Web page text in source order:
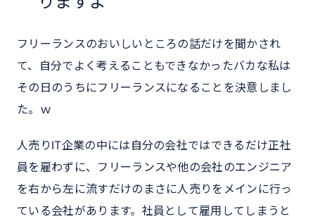
フリーランスのおいしいところの話だけを聞かされ
て、自分でよく考えることもできなかったバカな私は
その日のうちにフリーランスになることを決意しまし
た。ｗ
人売りIT企業の中には自分の会社ではできるだけ正社
員を雇わずに、フリーランスや他の会社のエンジニア
を右から左に流すだけのまさに人売りをメインに行っ
ている会社があります。社員として雇用してしまうと